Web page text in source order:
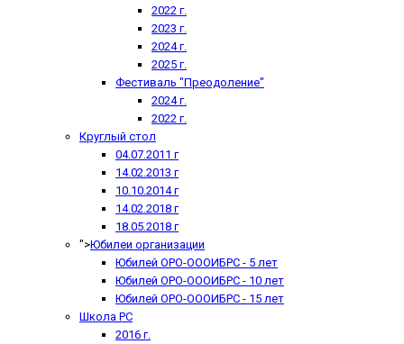
2022 г.
2023 г.
2024 г.
2025 г.
Фестиваль "Преодоление"
2024 г.
2022 г.
Круглый стол
04.07.2011 г
14.02.2013 г
10.10.2014 г
14.02.2018 г
18.05.2018 г
">Юбилеи организации
Юбилей ОРО-ОООИБРС - 5 лет
Юбилей ОРО-ОООИБРС - 10 лет
Юбилей ОРО-ОООИБРС - 15 лет
Школа РС
2016 г.